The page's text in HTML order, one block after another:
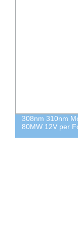
308nm 310nm
80MW 12V per